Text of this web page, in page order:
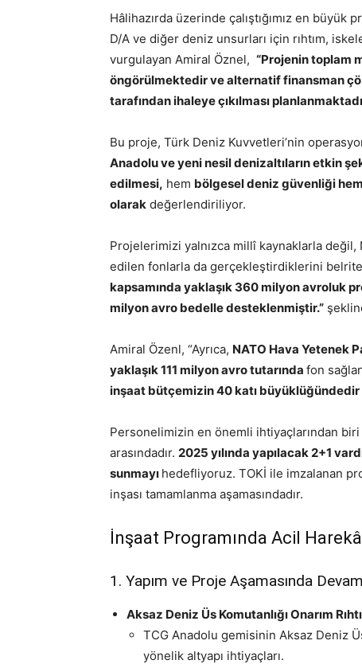
Hâlihazırda üzerinde çalıştığımız en büyük
D/A ve diğer deniz unsurları için rıhtım,
vurgulayan Amiral Öznel, “Projenin toplam
öngörülmektedir ve alternatif finansman
tarafından ihaleye çıkılması
Bu proje, Türk Deniz Kuvvetleri’nin
Anadolu ve yeni nesil denizaltıların etkin
edilmesi, hem bölgesel deniz güvenliği
olarak değerlendiriliyor.
Projelerimizi yalnızca millî kaynaklarla
edilen fonlarla da gerçekleştirdiklerini
kapsamında yaklaşık 360 milyon avroluk
milyon avro bedelle desteklenmiştir.”
Amiral Özenl, “Ayrıca, NATO Hava Yetenek
yaklaşık 111 milyon avro tutarında fon
inşaat bütçemizin 40 katı büyüklüğündedir
Personelimizin en önemli ihtiyaçlarından
arasındadır. 2025 yılında yapılacak 2+1
sunmayı hedefliyoruz. TOKİ ile imzalanan
inşası tamamlanma aşamasındadır.
İnşaat Programında Acil
1. Yapım ve Proje Aşamasında
Aksaz Deniz Üs Komutanlığı Onarım
TCG Anadolu gemisinin Aksaz Deniz
yönelik altyapı ihtiyaçları.